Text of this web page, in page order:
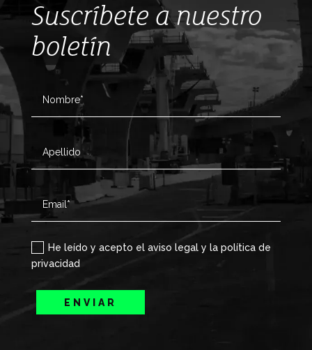
Suscríbete a nuestro
boletín
He leído y acepto el aviso legal y la política de
privacidad
ENVIAR